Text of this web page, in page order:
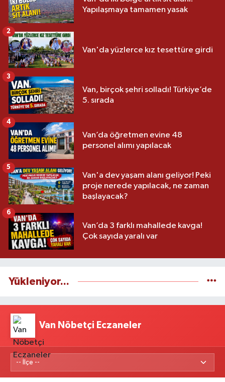
Yapılaşmaya tamamen yasak
Van'da yüzlerce kız tesettüre girdi
2
Van, birçok şehri solladı! Türkiye’de
5. sırada
3
Van’da öğretmen evine 48
personel alımı yapılacak
4
Van'a dev yaşam alanı geliyor! Peki
proje nerede yapılacak, ne zaman
başlayacak?
5
Van’da 3 farklı mahallede kavga!
Çok sayıda yaralı var
6
Yükleniyor...
Van Nöbetçi Eczaneler